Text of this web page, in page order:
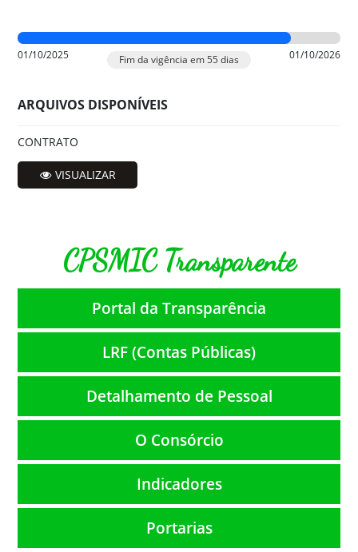
01/10/2025 01/10/2026
Fim da vigência em 55 dias
ARQUIVOS DISPONÍVEIS
CONTRATO
VISUALIZAR
CPSMIC Transparente
Portal da Transparência
LRF (Contas Públicas)
Detalhamento de Pessoal
O Consórcio
Indicadores
Portarias